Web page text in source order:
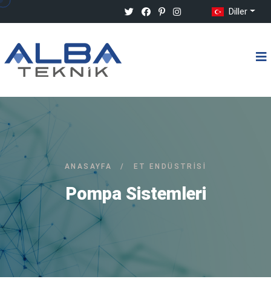
Diller
ANASAYFA / ET ENDÜSTRISI
Pompa Sistemleri